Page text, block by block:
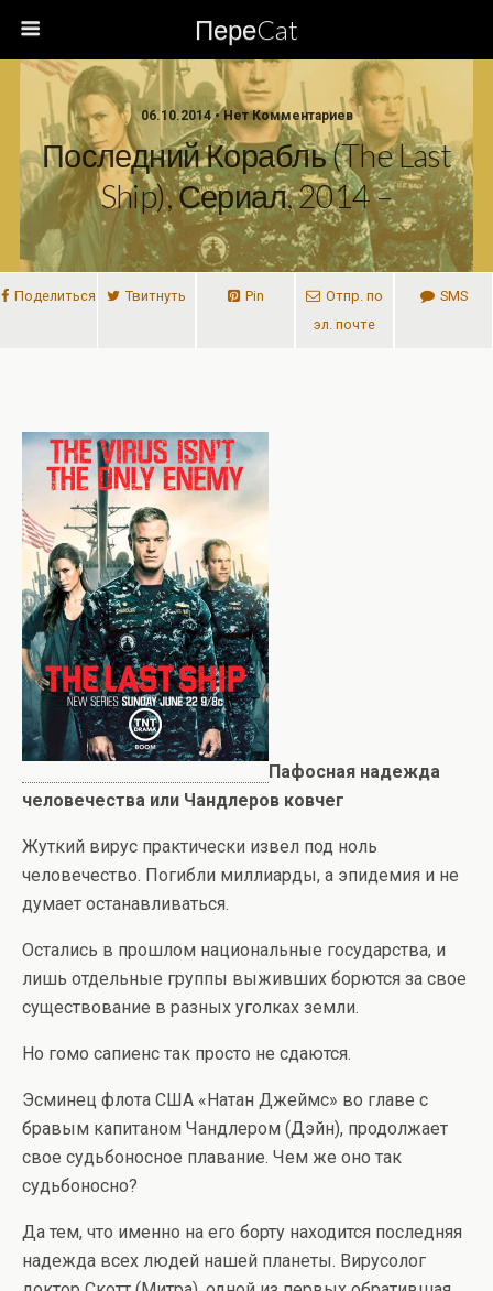
ПереCat
06.10.2014 • Нет Комментариев
Последний Корабль (The Last
Ship), Сериал, 2014 –
Поделиться Твитнуть Pin
Отпр. по
эл. почте
SMS
Пафосная надежда
человечества или Чандлеров ковчег
Жуткий вирус практически извел под ноль
человечество. Погибли миллиарды, а эпидемия и не
думает останавливаться.
Остались в прошлом национальные государства, и
лишь отдельные группы выживших борются за свое
существование в разных уголках земли.
Но гомо сапиенс так просто не сдаются.
Эсминец флота США «Натан Джеймс» во главе с
бравым капитаном Чандлером (Дэйн), продолжает
свое судьбоносное плавание. Чем же оно так
судьбоносно?
Да тем, что именно на его борту находится последняя
надежда всех людей нашей планеты. Вирусолог